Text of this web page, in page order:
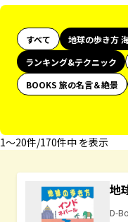
すべて 地球の歩き方
ランキング&テクニック
BOOKS 旅の名言＆絶景
1〜20件/170件中 を表示
地
D-